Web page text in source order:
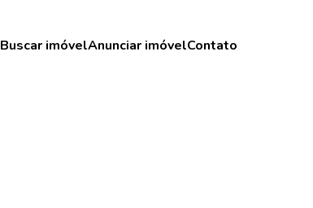
Buscar imóvelAnunciar imóvelContato